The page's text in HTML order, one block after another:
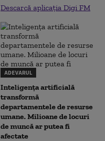
Descarcă aplicația Digi FM
ADEVARUL
Inteligența artificială
transformă
departamentele de resurse
umane. Milioane de locuri
de muncă ar putea fi
afectate